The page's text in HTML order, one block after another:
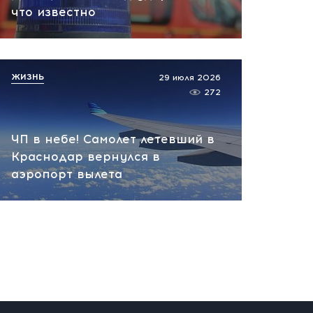
НАТО планирует и
заявление хакеров
что известно
ЧП в небе! Самолет летевший в
Краснодар вернулся в
аэропорт вылета
29 июля 2026
272
ЖИЗНЬ